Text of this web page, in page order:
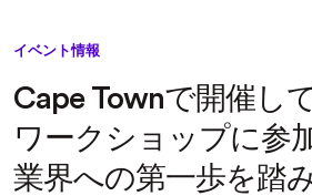
イベント情報
Cape Townで開催し
ワークショップに参
業界への第一歩を踏